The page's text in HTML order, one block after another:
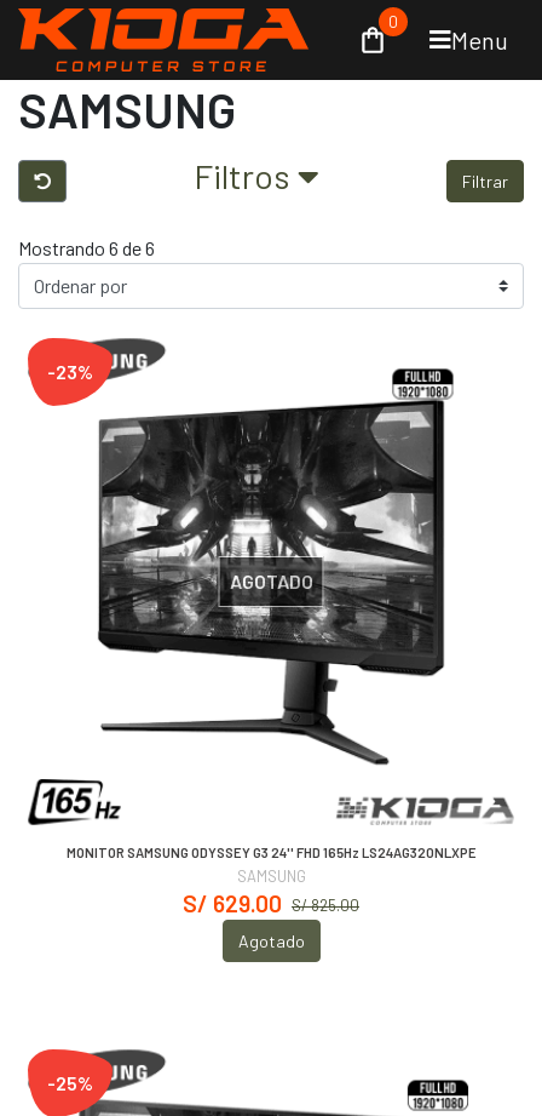
Menu
0
SAMSUNG
Filtros Filtrar
Mostrando 6 de 6
-23%
AGOTADO
MONITOR SAMSUNG ODYSSEY G3 24'' FHD 165Hz LS24AG320NLXPE
SAMSUNG
S/ 825.00
S/ 629.00
Agotado
-25%